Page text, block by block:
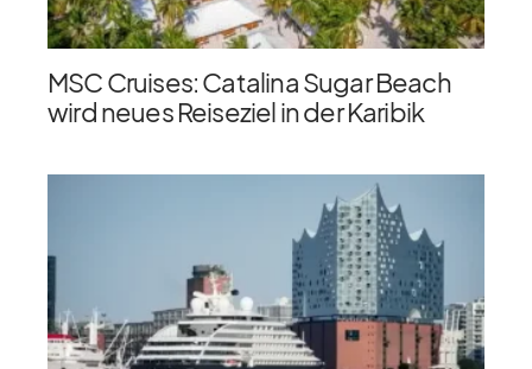
MSC Cruises: Catalina Sugar Beach
wird neues Reiseziel in der Karibik